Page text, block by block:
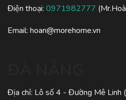
Điện thoại: 0971982777
Email: hoan@morehome.vn
Địa chỉ: Lô số 4 - Đường Mê Linh